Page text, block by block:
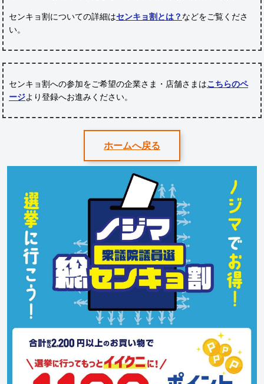
センキョ割についての詳細はセンキョ割とは？ などをご覧くださ
い。
センキョ割への参加をご希望の企業さま・店舗さまはこちらのペ
ージより登録へお進みください。
ホームへ戻る